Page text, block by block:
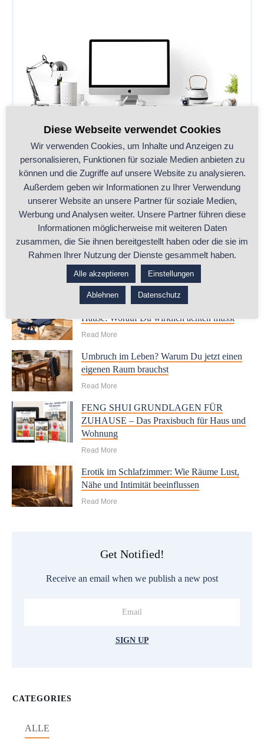
CALL TO ACTION
RELATED POSTS
Beratungsraum oder Arbeitszimmer zu
Hause: Worauf Du wirklich achten musst
Read More
Umbruch im Leben? Warum Du jetzt einen
eigenen Raum brauchst
Read More
FENG SHUI GRUNDLAGEN FÜR
ZUHAUSE – Das Praxisbuch für Haus und
Wohnung
Read More
Erotik im Schlafzimmer: Wie Räume Lust,
Nähe und Intimität beeinflussen
Read More
Get Notified!
Receive an email when we publish a new post
SIGN UP
CATEGORIES
ALLE
Diese Webseite verwendet Cookies
Wir verwenden Cookies, um Inhalte und Anzeigen zu
personalisieren, Funktionen für soziale Medien anbieten zu
können und die Zugriffe auf unsere Website zu analysieren.
Außerdem geben wir Informationen zu Ihrer Verwendung
unserer Website an unsere Partner für soziale Medien,
Werbung und Analysen weiter. Unsere Partner führen diese
Informationen möglicherweise mit weiteren Daten
zusammen, die Sie ihnen bereitgestellt haben oder die sie im
Rahmen Ihrer Nutzung der Dienste gesammelt haben.
Alle akzeptieren Einstellungen
Ablehnen Datenschutz